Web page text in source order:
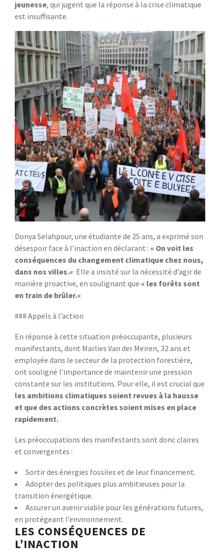
jeunesse, qui jugent que la réponse à la crise climatique
est insuffisante.
Donya Selahpour, une étudiante de 25 ans, a exprimé son
désespoir face à l’inaction en déclarant : « On voit les
conséquences du changement climatique chez nous,
dans nos villes.« Elle a insisté sur la nécessité d’agir de
manière proactive, en soulignant que « les forêts sont
en train de brûler.«
### Appels à l’action
En réponse à cette situation préoccupante, plusieurs
manifestants, dont Marlies Van der Meiren, 32 ans et
employée dans le secteur de la protection forestière,
ont souligné l’importance de maintenir une pression
constante sur les institutions. Pour elle, il est crucial que
les ambitions climatiques soient revues à la hausse
et que des actions concrètes soient mises en place
rapidement.
Les préoccupations des manifestants sont donc claires
et convergentes :
Sortir des énergies fossiles et de leur financement.
Adopter des politiques plus ambitieuses pour la
transition énergétique.
Assurer un avenir viable pour les générations futures,
en protégeant l’environnement.
LES CONSÉQUENCES DE
L’INACTION